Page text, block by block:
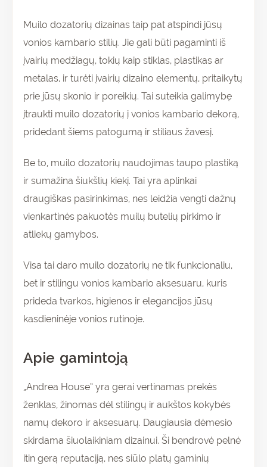
Muilo dozatorių dizainas taip pat atspindi jūsų
vonios kambario stilių. Jie gali būti pagaminti iš
įvairių medžiagų, tokių kaip stiklas, plastikas ar
metalas, ir turėti įvairių dizaino elementų, pritaikytų
prie jūsų skonio ir poreikių. Tai suteikia galimybę
įtraukti muilo dozatorių į vonios kambario dekorą,
pridedant šiems patogumą ir stiliaus žavesį.
Be to, muilo dozatorių naudojimas taupo plastiką
ir sumažina šiukšlių kiekį. Tai yra aplinkai
draugiškas pasirinkimas, nes leidžia vengti dažnų
vienkartinės pakuotės muilų butelių pirkimo ir
atliekų gamybos.
Visa tai daro muilo dozatorių ne tik funkcionaliu,
bet ir stilingu vonios kambario aksesuaru, kuris
prideda tvarkos, higienos ir elegancijos jūsų
kasdieninėje vonios rutinoje.
Apie gamintoją
„Andrea House” yra gerai vertinamas prekės
ženklas, žinomas dėl stilingų ir aukštos kokybės
namų dekoro ir aksesuarų. Daugiausia dėmesio
skirdama šiuolaikiniam dizainui. Ši bendrovė pelnė
itin gerą reputaciją, nes siūlo platų gaminių